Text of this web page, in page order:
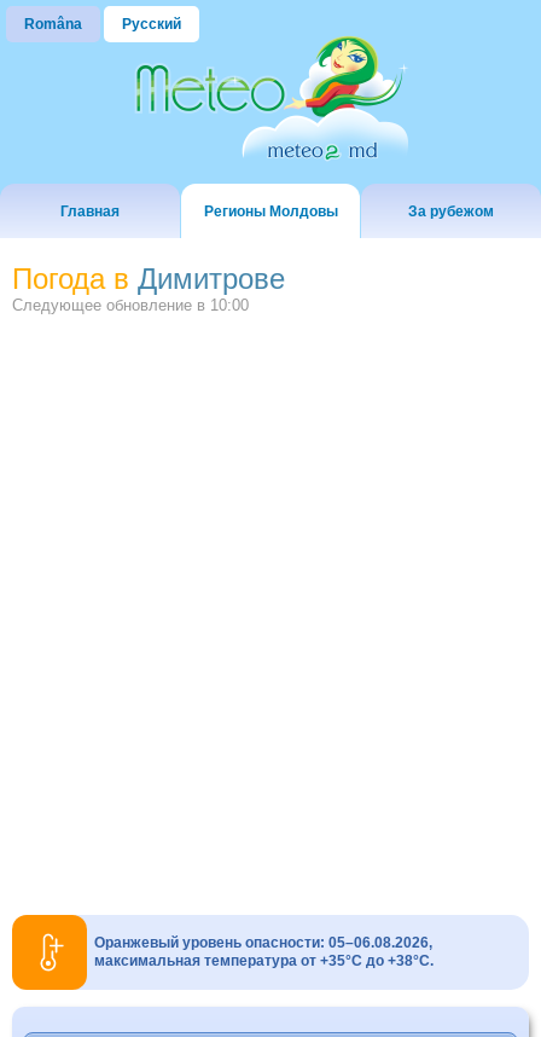
Româna Русский
Главная Регионы Молдовы За рубежом
Погода в Димитрове
Следующее обновление в 10:00
Оранжевый уровень опасности: 05–06.08.2026,
максимальная температура от +35°C до +38°C.